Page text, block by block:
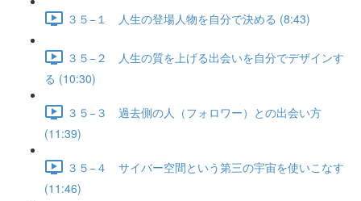
３５−１ 人生の登場人物を自分で決める (8:43)
３５−２ 人生の質を上げる出会いを自分でデザインす
る (10:30)
３５−３ 過去側の人（フォロワー）との出会い方
(11:39)
３５−４ サイバー空間という第三の宇宙を使いこなす
(11:46)